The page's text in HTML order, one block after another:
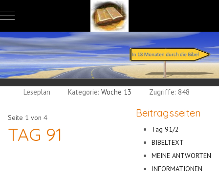
Mobile Menu Toggle
Leseplan Kategorie:Woche 13 Zugriffe: 848
Beitragsseiten
Tag 91/2
BIBELTEXT
MEINE ANTWORTEN
INFORMATIONEN
Seite 1 von 4
TAG 91